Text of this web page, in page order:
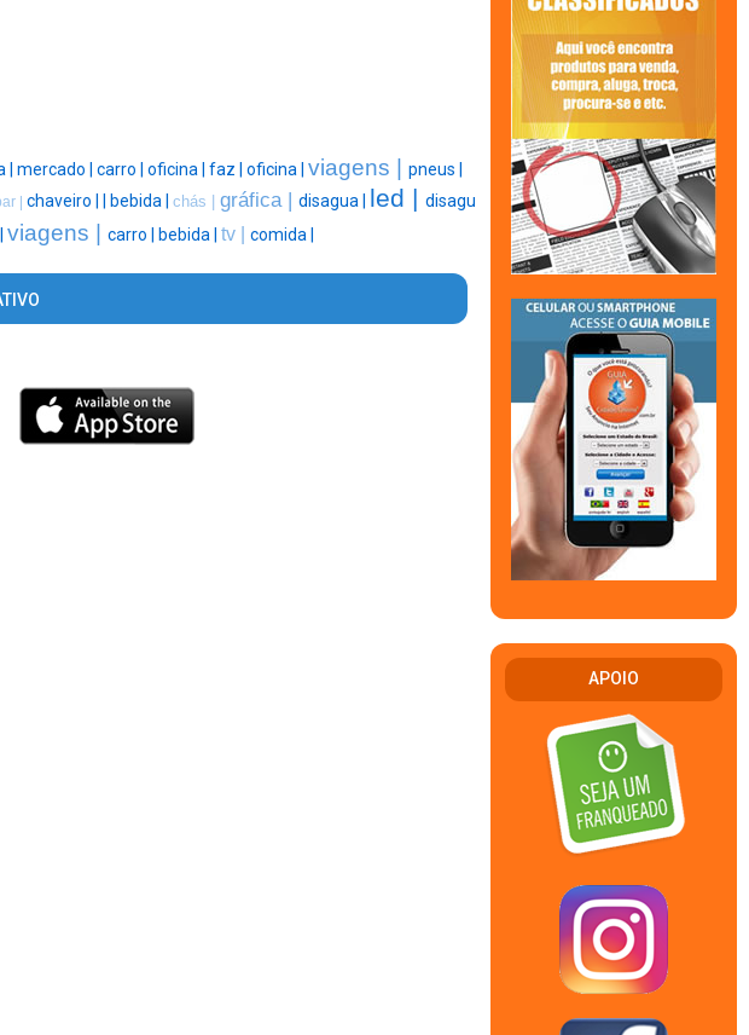
mercado | carro | oficina | faz | oficina | viagens |
pneus |
| chaveiro | bebida | chás | gráfica | disagua | led | disagu
viagens | carro | bebida | tv | comida |
APOIO